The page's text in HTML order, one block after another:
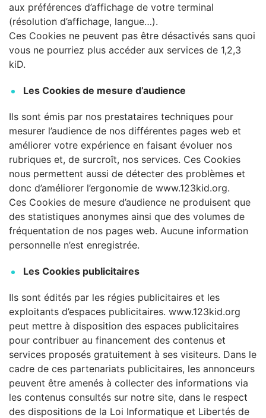
aux préférences d’affichage de votre terminal
(résolution d’affichage, langue…).
Ces Cookies ne peuvent pas être désactivés sans quoi
vous ne pourriez plus accéder aux services de 1,2,3
kiD.
Les Cookies de mesure d’audience
Ils sont émis par nos prestataires techniques pour
mesurer l’audience de nos différentes pages web et
améliorer votre expérience en faisant évoluer nos
rubriques et, de surcroît, nos services. Ces Cookies
nous permettent aussi de détecter des problèmes et
donc d’améliorer l’ergonomie de www.123kid.org.
Ces Cookies de mesure d’audience ne produisent que
des statistiques anonymes ainsi que des volumes de
fréquentation de nos pages web. Aucune information
personnelle n’est enregistrée.
Les Cookies publicitaires
Ils sont édités par les régies publicitaires et les
exploitants d’espaces publicitaires. www.123kid.org
peut mettre à disposition des espaces publicitaires
pour contribuer au financement des contenus et
services proposés gratuitement à ses visiteurs. Dans le
cadre de ces partenariats publicitaires, les annonceurs
peuvent être amenés à collecter des informations via
les contenus consultés sur notre site, dans le respect
des dispositions de la Loi Informatique et Libertés de